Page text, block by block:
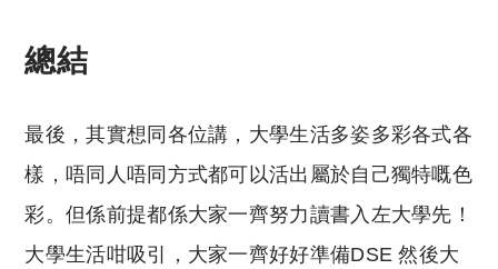
總結
最後，其實想同各位講，大學生活多姿多彩各式各
樣，唔同人唔同方式都可以活出屬於自己獨特嘅色
彩。但係前提都係大家一齊努力讀書入左大學先！
大學生活咁吸引，大家一齊好好準備DSE 然後大